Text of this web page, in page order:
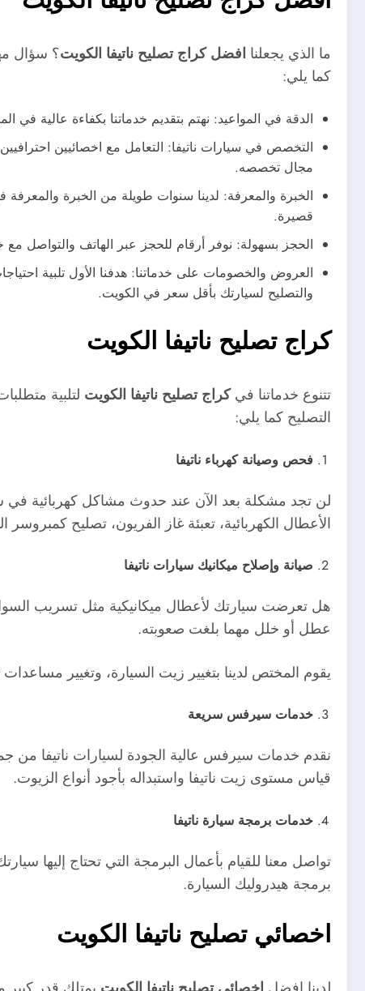
ما الذي يجعلنا افضل كراج تصليح ناتيفا الكويت؟ سؤال
كما يلي:
الدقة في المواعيد: نهتم بتقديم خدماتنا بكفاءة عالية في
التخصص في سيارات ناتيفا: التعامل مع اخصائيين
مجال تخصصه.
الخبرة والمعرفة: لدينا سنوات طويلة من الخبرة
قصيرة.
الحجز بسهولة: نوفر أرقام للحجز عبر الهاتف والتواصل
العروض والخصومات على خدماتنا: هدفنا الأول تلبية
والتصليح لسيارتك بأقل سعر في الكويت.
كراج تصليح ناتيفا الكويت
تتنوع خدماتنا فيكراج تصليح ناتيفا الكويت لتلبية
التصليح كما يلي:
فحص وصيانة كهرباء ناتيفا
لن تجد مشكلة بعد الآن عند حدوث مشاكل كهربائية في
الأعطال الكهربائية، تعبئة غاز الفريون، تصليح كمبروسر
صيانة وإصلاح ميكانيك سيارات ناتيفا
هل تعرضت سيارتك لأعطال ميكانيكية مثل تسريب
عطل أو خلل مهما بلغت صعوبته.
يقوم المختص لدينا بتغيير زيت السيارة، وتغيير
خدمات سيرفس سريعة
نقدم خدمات سيرفس عالية الجودة لسيارات ناتيفا من
قياس مستوى زيت ناتيفا واستبداله بأجود أنواع الزيوت.
خدمات برمجة سيارة ناتيفا
تواصل معنا للقيام بأعمال البرمجة التي تحتاج إليها
برمجة هيدروليك السيارة.
اخصائي تصليح ناتيفا الكويت